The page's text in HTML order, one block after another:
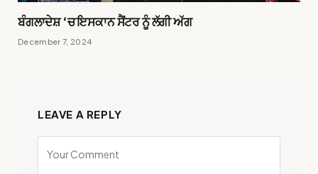
ਬੰਗਲਾਦੇਸ਼ ‘ਚ ਇਸਕਾਨ ਸੈਂਟਰ ਨੂੰ ਲੱਗੀ ਅੱਗ
December 7, 2024
LEAVE A REPLY